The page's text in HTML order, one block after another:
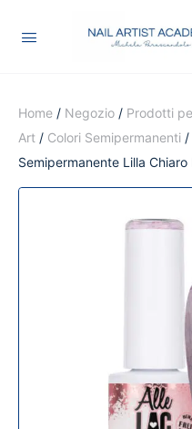
Home / Negozio / Prodotti
Art / Colori Semipermanenti /
Semipermanente Lilla